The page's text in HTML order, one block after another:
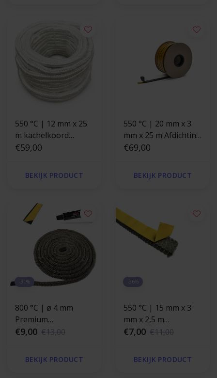
550 °C | 12 mm x 25
m kachelkoord
vierkant
€59,00
BEKIJK PRODUCT
550 °C | 20 mm x 3
mm x 25 m Afdichting
| Kachelkoord plat
€69,00
BEKIJK PRODUCT
-31%
800 °C | ø 4 mm
Premium
kachelkoord
€9,00 €13,00
BEKIJK PRODUCT
-36%
550 °C | 15 mm x 3
mm x 2,5 m
Hittebestendige
kachelkoord |
€7,00 €11,00
BEKIJK PRODUCT